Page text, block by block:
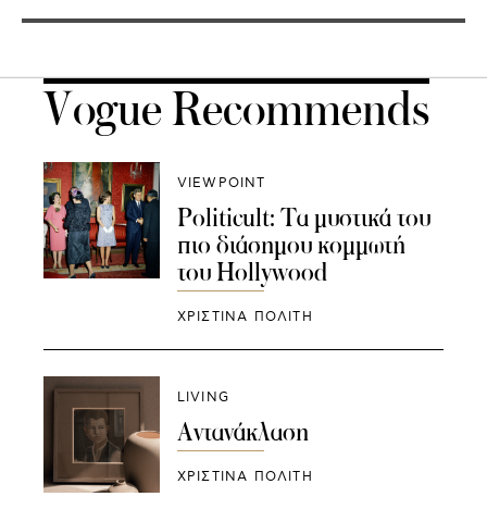
Vogue Recommends
VIEWPOINT
Politicult: Τα μυστικά του
πιο διάσημου κομμωτή
του Hollywood
ΧΡΙΣΤΙΝΑ ΠΟΛΙΤΗ
LIVING
Αντανάκλαση
ΧΡΙΣΤΙΝΑ ΠΟΛΙΤΗ